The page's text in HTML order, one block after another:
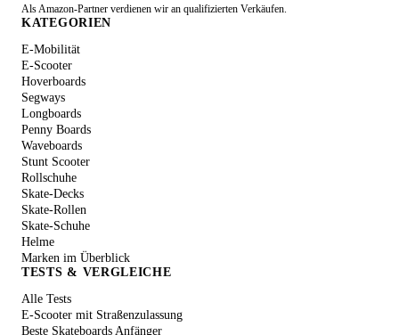
Als Amazon-Partner verdienen wir an qualifizierten Verkäufen.
KATEGORIEN
E-Mobilität
E-Scooter
Hoverboards
Segways
Longboards
Penny Boards
Waveboards
Stunt Scooter
Rollschuhe
Skate-Decks
Skate-Rollen
Skate-Schuhe
Helme
Marken im Überblick
TESTS & VERGLEICHE
Alle Tests
E-Scooter mit Straßenzulassung
Beste Skateboards Anfänger